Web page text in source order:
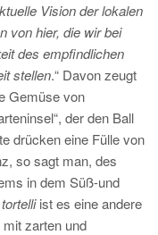
Vision der lokalen
von hier, die wir bei
des empfindlichen
stellen.“ Davon zeugt
Gemüse von
der den Ball
drücken eine Fülle von
so sagt man, des
in dem Süß-und
tortelliist es eine andere
zarten und